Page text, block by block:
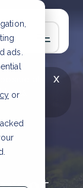
ads.
or
x
als
Lees